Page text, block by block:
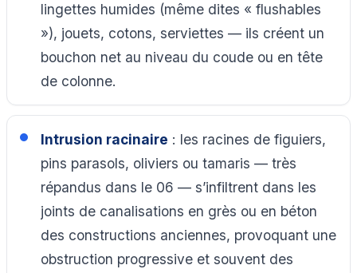
lingettes humides (même dites « flushables
»), jouets, cotons, serviettes — ils créent un
bouchon net au niveau du coude ou en tête
de colonne.
Intrusion racinaire : les racines de figuiers,
pins parasols, oliviers ou tamaris — très
répandus dans le 06 — s’infiltrent dans les
joints de canalisations en grès ou en béton
des constructions anciennes, provoquant une
obstruction progressive et souvent des